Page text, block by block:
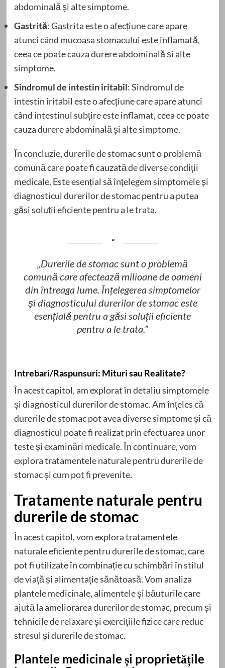
abdominală și alte simptome.
Gastrită: Gastrita este o afecțiune care apare
atunci când mucoasa stomacului este inflamată,
ceea ce poate cauza durere abdominală și alte
simptome.
Sindromul de intestin iritabil: Sindromul de
intestin iritabil este o afecțiune care apare atunci
când intestinul subțire este inflamat, ceea ce poate
cauza durere abdominală și alte simptome.
În concluzie, durerile de stomac sunt o problemă
comună care poate fi cauzată de diverse condiții
medicale. Este esențial să înțelegem simptomele și
diagnosticul durerilor de stomac pentru a putea
găsi soluții eficiente pentru a le trata.
„Durerile de stomac sunt o problemă
comună care afectează milioane de oameni
din întreaga lume. Înțelegerea simptomelor
și diagnosticului durerilor de stomac este
esențială pentru a găsi soluții eficiente
pentru a le trata.”
Intrebari/Raspunsuri: Mituri sau Realitate?
În acest capitol, am explorat în detaliu simptomele
și diagnosticul durerilor de stomac. Am înțeles că
durerile de stomac pot avea diverse simptome și că
diagnosticul poate fi realizat prin efectuarea unor
teste și examinări medicale. În continuare, vom
explora tratamentele naturale pentru durerile de
stomac și cum pot fi prevenite.
Tratamente naturale pentru
durerile de stomac
În acest capitol, vom explora tratamentele
naturale eficiente pentru durerile de stomac, care
pot fi utilizate în combinație cu schimbări în stilul
de viață și alimentație sănătoasă. Vom analiza
plantele medicinale, alimentele și băuturile care
ajută la ameliorarea durerilor de stomac, precum și
tehnicile de relaxare și exercițiile fizice care reduc
stresul și durerile de stomac.
Plantele medicinale și proprietățile